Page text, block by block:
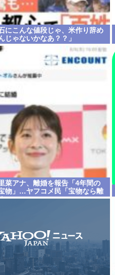
にこんな値段じゃ、米作り辞め
じゃないかなあ？？」
菜アナ、離婚を報告「4年間の
物」…ヤフコメ民「宝物なら離
」